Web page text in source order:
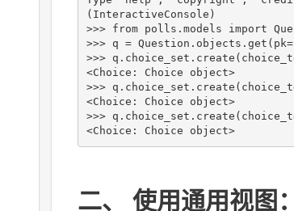
( InteractiveConsole )
>>>
from polls.models import
>>>
q = Question . objects . get ( pk=
>>>
q . choice_set . create (
<Choice : Choice object>
>>>
q . choice_set . create (
<Choice : Choice object>
>>>
q . choice_set . create (
<Choice : Choice object>
二、 使用通用视图